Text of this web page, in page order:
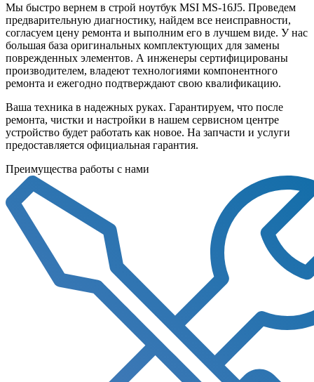
Мы быстро вернем в строй ноутбук MSI MS-16J5. Проведем
предварительную диагностику, найдем все неисправности,
согласуем цену ремонта и выполним его в лучшем виде. У нас
большая база оригинальных комплектующих для замены
поврежденных элементов. А инженеры сертифицированы
производителем, владеют технологиями компонентного
ремонта и ежегодно подтверждают свою квалификацию.
Ваша техника в надежных руках. Гарантируем, что после
ремонта, чистки и настройки в нашем сервисном центре
устройство будет работать как новое. На запчасти и услуги
предоставляется официальная гарантия.
Преимущества работы с нами